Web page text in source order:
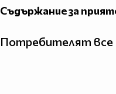
Съдържание за
Потребителят все